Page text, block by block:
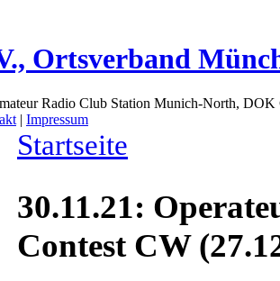
Ortsverband
Radio Club Station Munich-North,
| Impressum
Startseite
30.11.21:
Contest CW